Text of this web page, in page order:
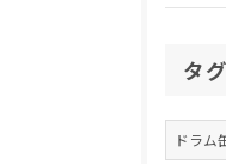
タグ
ドラム